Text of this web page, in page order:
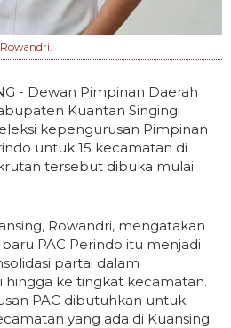
- Dewan Pimpinan Daerah
Kuantan Singingi
kepengurusan Pimpinan
untuk 15 kecamatan di
tersebut dibuka mulai
Rowandri, mengatakan
PAC Perindo itu menjadi
partai dalam
ke tingkat kecamatan.
PAC dibutuhkan untuk
yang ada di Kuansing.